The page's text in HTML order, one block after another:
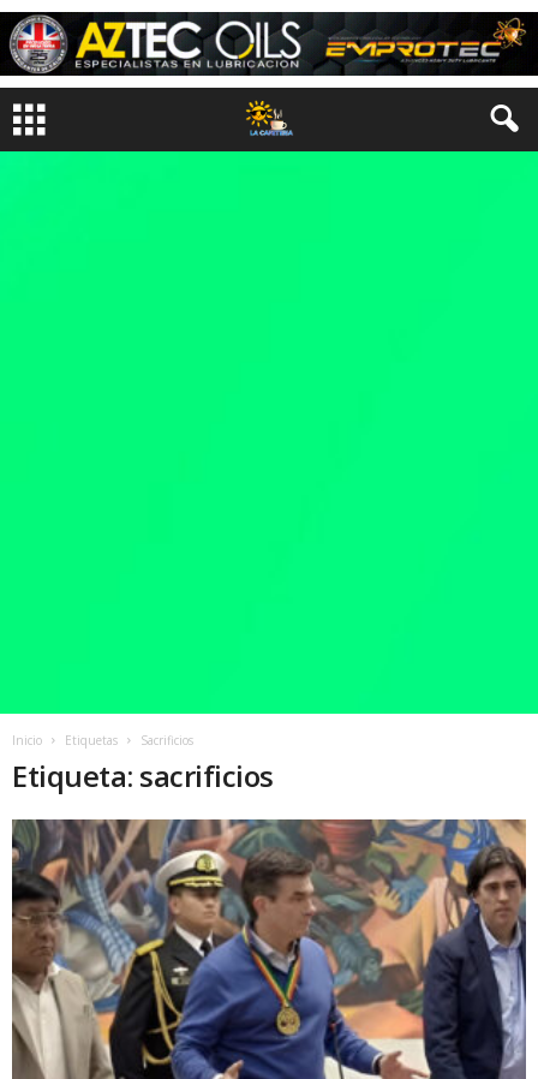
Inicio Etiquetas Sacrificios
Etiqueta: sacrificios